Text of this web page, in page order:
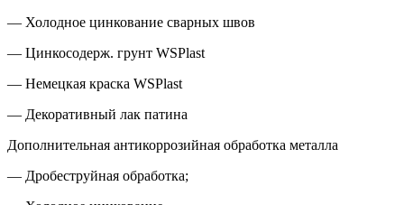
— Холодное цинкование сварных швов
— Цинкосодерж. грунт WSPlast
— Немецкая краска WSPlast
— Декоративный лак патина
Дополнительная антикоррозийная обработка металла
— Дробеструйная обработка;